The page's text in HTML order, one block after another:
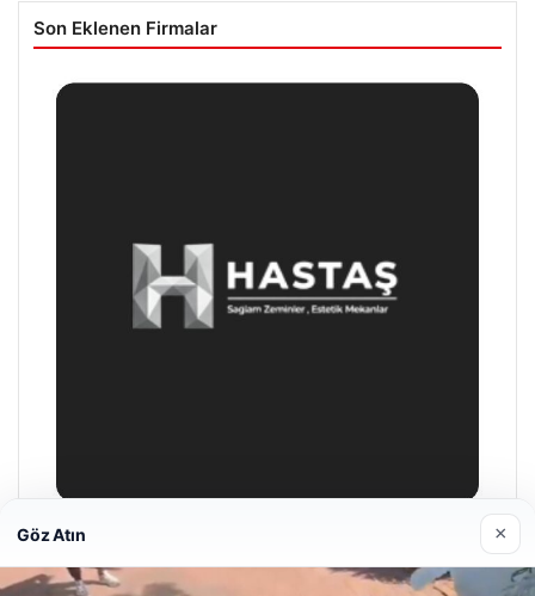
Son Eklenen Firmalar
28/04/2026
Göz Atın ×